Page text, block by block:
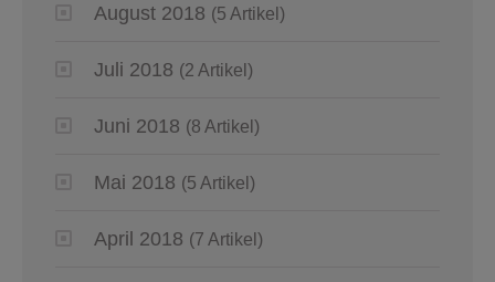
August 2018 (5 Artikel)
Juli 2018 (2 Artikel)
Juni 2018 (8 Artikel)
Mai 2018 (5 Artikel)
April 2018 (7 Artikel)